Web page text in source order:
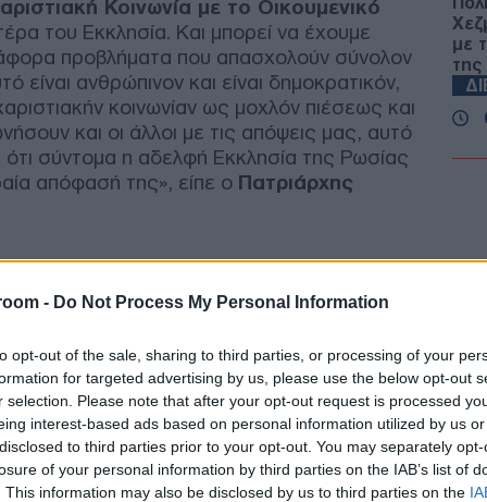
- Do Not Process My Personal Information
opt-out of the sale, sharing to third parties, or processing of your
for targeted advertising by us, please use the below opt-out
selection. Please note that after your opt-out request is processed
interest-based ads based on personal information utilized by us
to third parties prior to your opt-out. You may separately
of your personal information by third parties on the IAB’s list of
This information may also be disclosed by us to third parties on the
Κοινωνία με το Οικουμενικό
του Εκκλησία. Και μπορεί να έχουμε
προβλήματα που απασχολούν σύνολον
είναι ανθρώπινον και είναι δημοκρατικόν,
κοινωνίαν ως μοχλόν πιέσεως και
και οι άλλοι με τις απόψεις μας, αυτό
ότι σύντομα η αδελφή Εκκλησία της Ρωσίας
απόφασή της», είπε ο Πατριάρχης
με